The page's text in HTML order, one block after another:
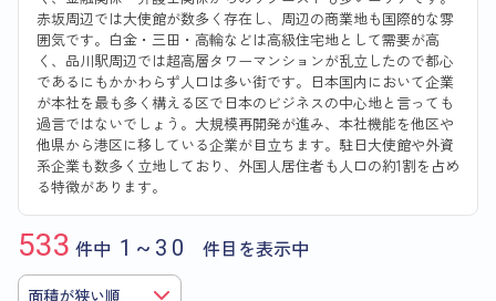
赤坂周辺では大使館が数多く存在し、周辺の商業地も国際的な雰
囲気です。白金・三田・高輪などは高級住宅地として需要が高
く、品川駅周辺では超高層タワーマンションが乱立したので都心
であるにもかかわらず人口は多い街です。日本国内において企業
が本社を最も多く構える区で日本のビジネスの中心地と言っても
過言ではないでしょう。大規模再開発が進み、本社機能を他区や
他県から港区に移している企業が目立ちます。駐日大使館や外資
系企業も数多く立地しており、外国人居住者も人口の約1割を占め
る特徴があります。
533 件中 1~30 件目を表示中